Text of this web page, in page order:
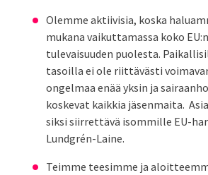
Olemme aktiivisia, koska
mukana vaikuttamassa koko
tulevaisuuden puolesta.
tasoilla ei ole riittävästi
ongelmaa enää yksin ja
koskevat kaikkia jäsenmaita.
siksi siirrettävä isommille EU-
Lundgrén-Laine.
Teimme teesimme ja